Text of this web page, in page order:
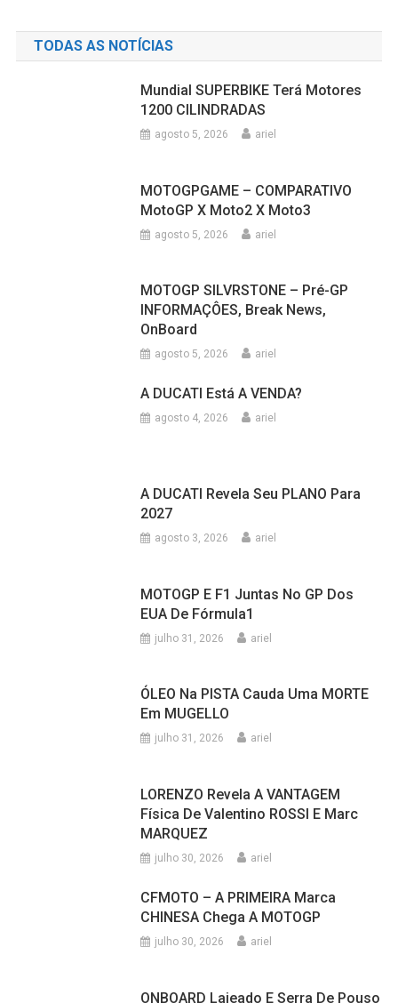
Mundial SUPERBIKE Terá Motores
1200 CILINDRADAS
agosto 5, 2026 ariel
MOTOGPGAME – COMPARATIVO
agosto 5, 2026 ariel
MOTOGP SILVRSTONE – Pré-GP
OnBoard
agosto 5, 2026 ariel
A DUCATI Está A VENDA?
agosto 3, 2026 ariel
MOTOGP E F1 Juntas No GP Dos
julho 31, 2026 ariel
ÓLEO Na PISTA Cauda Uma MORTE
julho 31, 2026 ariel
MARQUEZ
julho 30, 2026 ariel
CFMOTO – A PRIMEIRA Marca
julho 30, 2026 ariel
ONBOARD Lajeado E Serra De Pouso
julho 30, 2026 ariel